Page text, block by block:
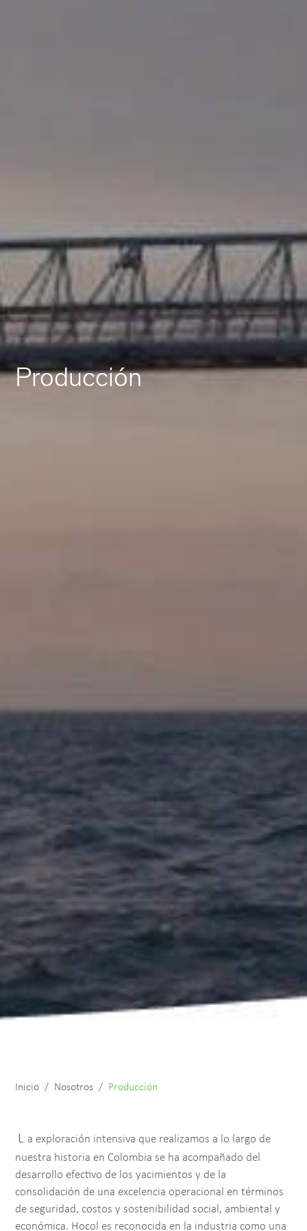
Inicio Nosotros Producción
Producción
L a exploración intensiva que realizamos a lo largo de
nuestra historia en Colombia se ha acompañado del
desarrollo efectivo de los yacimientos y de la
consolidación de una excelencia operacional en términos
de seguridad, costos y sostenibilidad social, ambiental y
económica. Hocol es reconocida en la industria como una